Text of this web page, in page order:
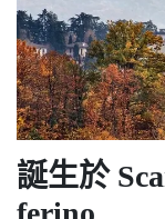
誕生於